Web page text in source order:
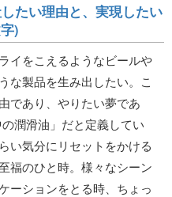
たい理由と、実現したい
)
イをこえるようなビールや
な製品を生み出したい。こ
であり、やりたい夢であ
潤滑油」だと定義してい
い気分にリセットをかける
福のひと時。様々なシーン
ーションをとる時、ちょっ